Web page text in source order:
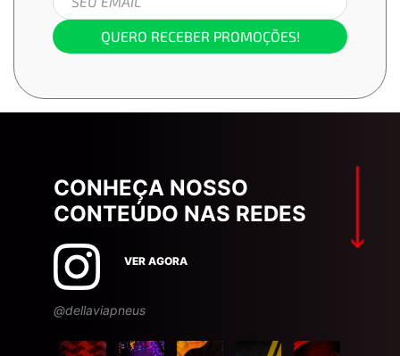
QUERO RECEBER PROMOÇÕES!
CONHEÇA NOSSO
CONTEÚDO NAS REDES
VER AGORA
@dellaviapneus